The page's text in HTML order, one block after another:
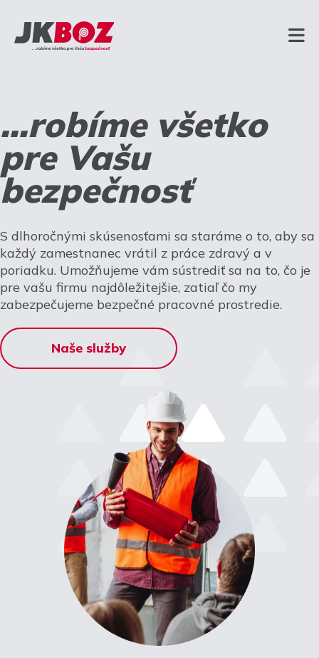
...robíme všetko
pre Vašu
bezpečnosť
S dlhoročnými skúsenosťami sa staráme o to, aby sa
každý zamestnanec vrátil z práce zdravý a v
poriadku. Umožňujeme vám sústrediť sa na to, čo je
pre vašu firmu najdôležitejšie, zatiaľ čo my
zabezpečujeme bezpečné pracovné prostredie.
Naše služby